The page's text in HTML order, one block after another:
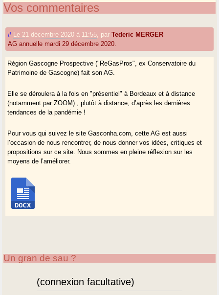
Vos commentaires
# Le 21 décembre 2020 à 11:55 parTederic MERGER
AG annuelle mardi 29 décembre 2020.
Région Gascogne Prospective ("ReGasPros", ex Conservatoire du
Patrimoine de Gascogne) fait son AG.
Elle se déroulera à la fois en "présentiel" à Bordeaux et à distance
(notamment par ZOOM) ; plutôt à distance, d’après les dernières
tendances de la pandémie !
Pour vous qui suivez le site Gasconha.com, cette AG est aussi
l’occasion de nous rencontrer, de nous donner vos idées, critiques et
propositions sur ce site. Nous sommes en pleine réflexion sur les
moyens de l’améliorer.
Un gran de sau ?
(connexion facultative)